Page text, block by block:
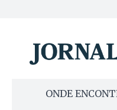
ONDE